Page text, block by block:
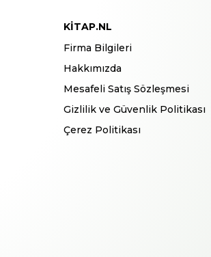
KITAP.NL
Firma Bilgileri
Hakkımızda
Mesafeli Satış Sözleşmesi
Gizlilik ve Güvenlik Politikası
Çerez Politikası